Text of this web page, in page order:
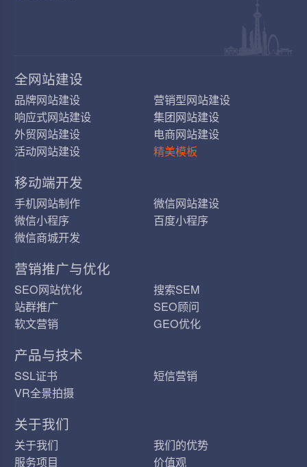
全网站建设
品牌网站建设
营销型网站建设
响应式网站建设
集团网站建设
外贸网站建设
电商网站建设
活动网站建设
精美模板
移动端开发
手机网站制作
微信网站建设
微信小程序
百度小程序
微信商城开发
营销推广与优化
SEO网站优化
搜索SEM
站群推广
SEO顾问
软文营销
GEO优化
产品与技术
SSL证书
短信营销
VR全景拍摄
关于我们
关于我们
我们的优势
服务项目
价值观